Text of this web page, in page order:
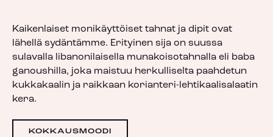
Kaikenlaiset monikäyttöiset tahnat ja dipit ovat
lähellä sydäntämme. Erityinen sija on suussa
sulavalla libanonilaisella munakoisotahnalla eli baba
ganoushilla, joka maistuu herkulliselta paahdetun
kukkakaalin ja raikkaan korianteri-lehtikaalisalaatin
kera.
KOKKAUSMOODI